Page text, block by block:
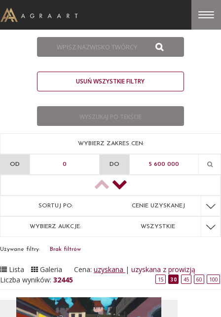
USUŃ WSZYSTKIE FILTRY
WYBIERZ ZAKRES CEN:
OD DO
SORTUJ PO: CENIE UZYSKANEJ
WYBIERZ AUKCJE: WSZYSTKIE
Używane filtry: Brak filtrów
Lista Galeria Cena: uzyskana | uzyskana z prowizją
Liczba wyników: 32445 15 30 45 60 100